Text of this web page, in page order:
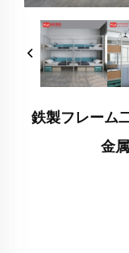
鉄製フレーム
金